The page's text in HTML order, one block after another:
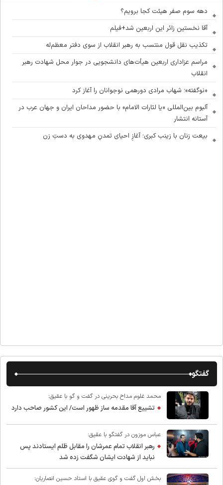
دهه سوم صفر هیئت کجا برویم؟
آقا نخستین زائر این اربعین شد+فیلم
تکذیب نقل قول منتسب به رهبر انقلاب از سوی دفتر معظم‌له
مراسم عزاداری اربعین هیأت‌های دانشجویی در جوار محل شهادت رهبر
انقلاب
«نوگفته»؛ شهاب مرادی دورهمی نوجوانان را آغاز کرد
آلبوم بین‌المللی «یا لثارات الامام» با حضور مداحان ایران و جهان عرب در
آستانه انتشار
بیعت زنان با زینب کبری؛ آغازِ احیای تمدنِ مهدوی به دستِ زن
گفتگو
محمد غلوم مداح بحرینی در گفت و گو با عقیق:
تشییع آقا مقدمه ساز ظهور است/ این کشور صاحب دارد
عباس موزون در گفتگو با عقیق:
رهبر انقلاب تمام عمرشان را مقابل ظلم ایستادند پس
نباید از شهادت ایشان شگفت زده شد
بخش اول گفت و گوی عقیق با استاد حسین انصاریان: